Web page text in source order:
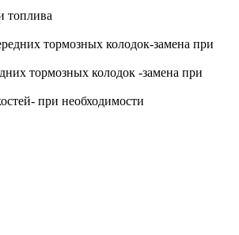
топлива
тормозных колодок-замена при
тормозных колодок -замена при
при необходимости